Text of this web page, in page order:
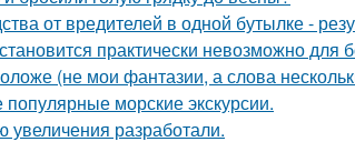
от вредителей в одной бутылке -
практически невозможно для
(не мои фантазии, а слова
морские экскурсии.
увеличения разработали.